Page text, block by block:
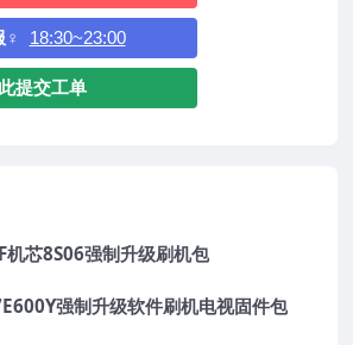
♀ 18:30~23:00
提交工单
芯8S06强制升级刷机包
强制升级软件刷机电视固件包